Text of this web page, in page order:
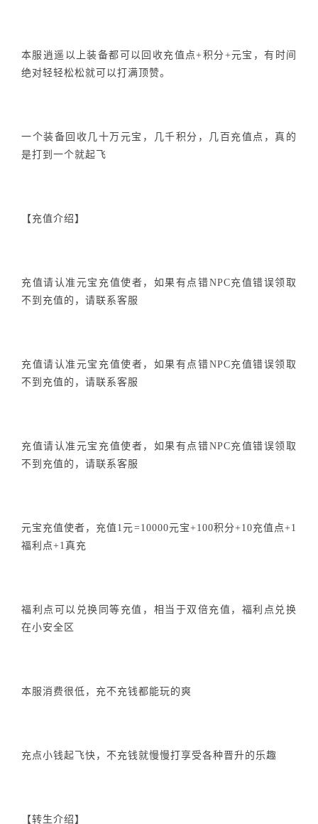
本服逍遥以上装备都可以回收充值点+积分+元宝，有时间
绝对轻轻松松就可以打满顶赞。
一个装备回收几十万元宝，几千积分，几百充值点，真的
是打到一个就起飞
【充值介绍】
充值请认准元宝充值使者，如果有点错NPC充值错误领取
不到充值的，请联系客服
充值请认准元宝充值使者，如果有点错NPC充值错误领取
不到充值的，请联系客服
充值请认准元宝充值使者，如果有点错NPC充值错误领取
不到充值的，请联系客服
元宝充值使者，充值1元=10000元宝+100积分+10充值点+1
福利点+1真充
福利点可以兑换同等充值，相当于双倍充值，福利点兑换
在小安全区
本服消费很低，充不充钱都能玩的爽
充点小钱起飞快，不充钱就慢慢打享受各种晋升的乐趣
【转生介绍】